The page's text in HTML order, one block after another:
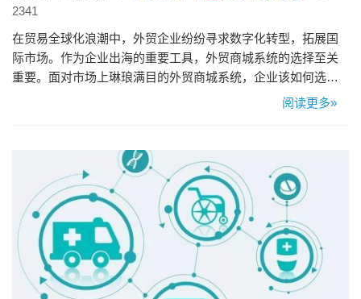
2341
在贸易全球化浪潮中，外贸企业纷纷寻求数字化转型，拓展国
际市场。作为企业出海的重要工具，外贸商城系统的选择至关
重要。面对市场上琳琅满目的外贸商城系统，企业该如何选
择？ 1. 明确业务需求 企业在选择外贸商城系统之前，首先要
理：直观的产品展示，方便的产品编辑和…
阅读更多»